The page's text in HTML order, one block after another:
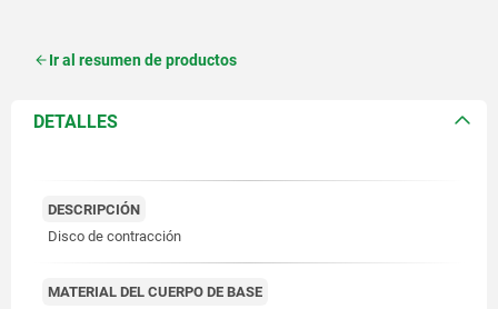
Ir al resumen de productos
DETALLES
DESCRIPCIÓN
Disco de contracción
MATERIAL DEL CUERPO DE BASE